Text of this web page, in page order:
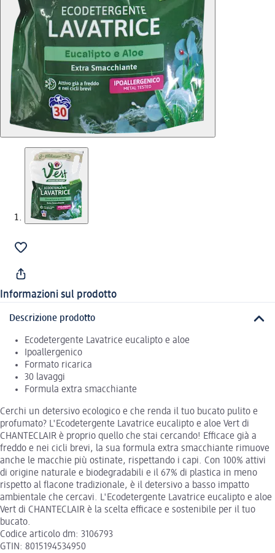
Informazioni sul prodotto
Descrizione prodotto
Ecodetergente Lavatrice eucalipto e aloe
Ipoallergenico
Formato ricarica
30 lavaggi
Formula extra smacchiante
Cerchi un detersivo ecologico e che renda il tuo bucato pulito e
profumato? L'Ecodetergente Lavatrice eucalipto e aloe Vert di
CHANTECLAIR è proprio quello che stai cercando! Efficace già a
freddo e nei cicli brevi, la sua formula extra smacchiante rimuove
anche le macchie più ostinate, rispettando i capi. Con 100% attivi
di origine naturale e biodegradabili e il 67% di plastica in meno
rispetto al flacone tradizionale, è il detersivo a basso impatto
ambientale che cercavi. L'Ecodetergente Lavatrice eucalipto e aloe
Vert di CHANTECLAIR è la scelta efficace e sostenibile per il tuo
bucato.
Codice articolo dm: 3106793
GTIN: 8015194534950